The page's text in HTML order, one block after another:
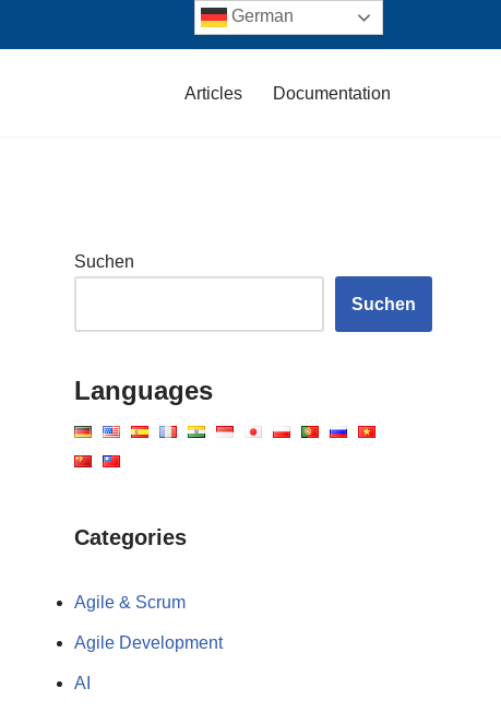
Articles Documentation
Suchen
Suchen
Languages
Categories
Agile & Scrum
Agile Development
AI
German